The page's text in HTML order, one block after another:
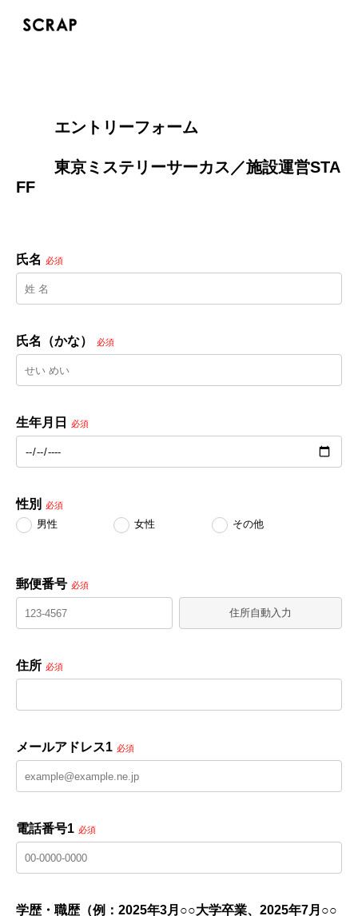
        エントリーフォーム
FF
氏名 必須
氏名（かな） 必須
生年月日 必須
性別 必須
男性 女性 その他
郵便番号 必須
住所自動入力
住所 必須
メールアドレス1 必須
電話番号1 必須
学歴・職歴（例：2025年3月○○大学卒業、2025年7月○○